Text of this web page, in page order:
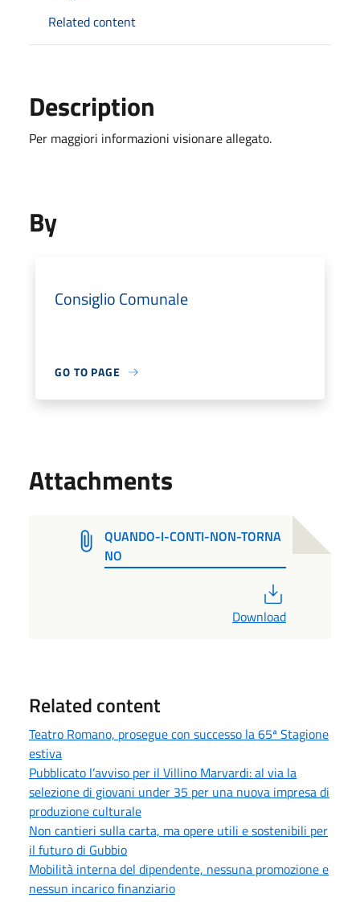
Related content
Description
Per maggiori informazioni visionare allegato.
By
Consiglio Comunale
GO TO PAGE
Attachments
QUANDO-I-CONTI-NON-TORNA
NO
Download
Related content
Teatro Romano, prosegue con successo la 65ª Stagione
estiva
Pubblicato l’avviso per il Villino Marvardi: al via la
selezione di giovani under 35 per una nuova impresa di
produzione culturale
Non cantieri sulla carta, ma opere utili e sostenibili per
il futuro di Gubbio
Mobilità interna del dipendente, nessuna promozione e
nessun incarico finanziario